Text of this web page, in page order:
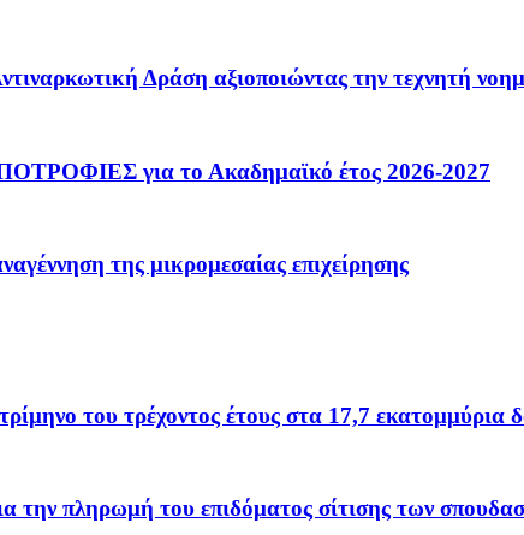
Δράση αξιοποιώντας την τεχνητή
για το Ακαδημαϊκό έτος 2026-2027
της μικρομεσαίας επιχείρησης
του τρέχοντος έτους στα 17,7 εκατομμύρια
την πληρωμή του επιδόματος σίτισης των